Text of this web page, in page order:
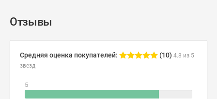
Отзывы
Средняя оценка покупателей: (10) 4.8 из 5
звезд
5